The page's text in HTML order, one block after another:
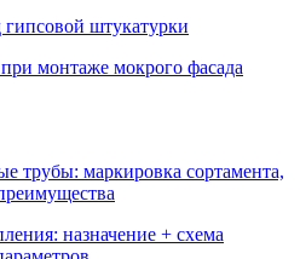
гипсовой штукатурки
монтаже мокрого фасада
трубы: маркировка сортамента,
назначение + схема